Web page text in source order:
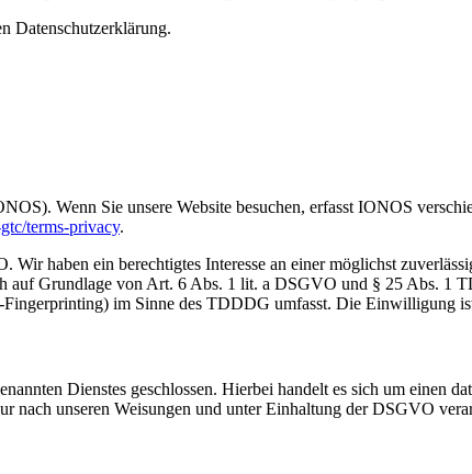
Datenschutzerklärung.
Wenn Sie unsere Website besuchen, erfasst IONOS
terms-privacy.
haben ein berechtigtes Interesse an einer möglichst
auf Grundlage von Art. 6 Abs. 1 lit. a DSGVO und § 25 Abs. 1
im Sinne des TDDDG umfasst. Die Einwilligung
Dienstes geschlossen. Hierbei handelt es sich um einen
nach unseren Weisungen und unter Einhaltung der DSGVO